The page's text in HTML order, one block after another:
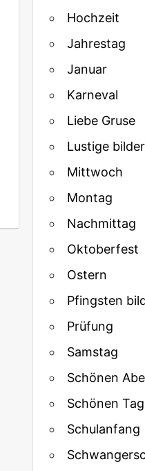
Hochzeit
Jahrestag
Januar
Karneval
Liebe Gruse
Lustige bilder
Mittwoch
Montag
Nachmittag
Oktoberfest
Ostern
Pfingsten
Prüfung
Samstag
Schönen
Schönen Tag
Schulanfang